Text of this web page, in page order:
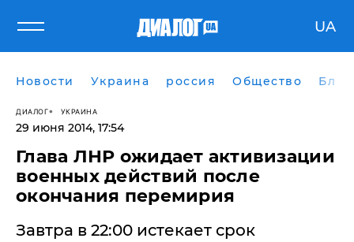
UA
Новости Украина россия Общество
ДИАЛОГ УКРАИНА
29 июня 2014, 17:54
Глава ЛНР ожидает активизации
военных действий после
окончания перемирия
Завтра в 22:00 истекает срок